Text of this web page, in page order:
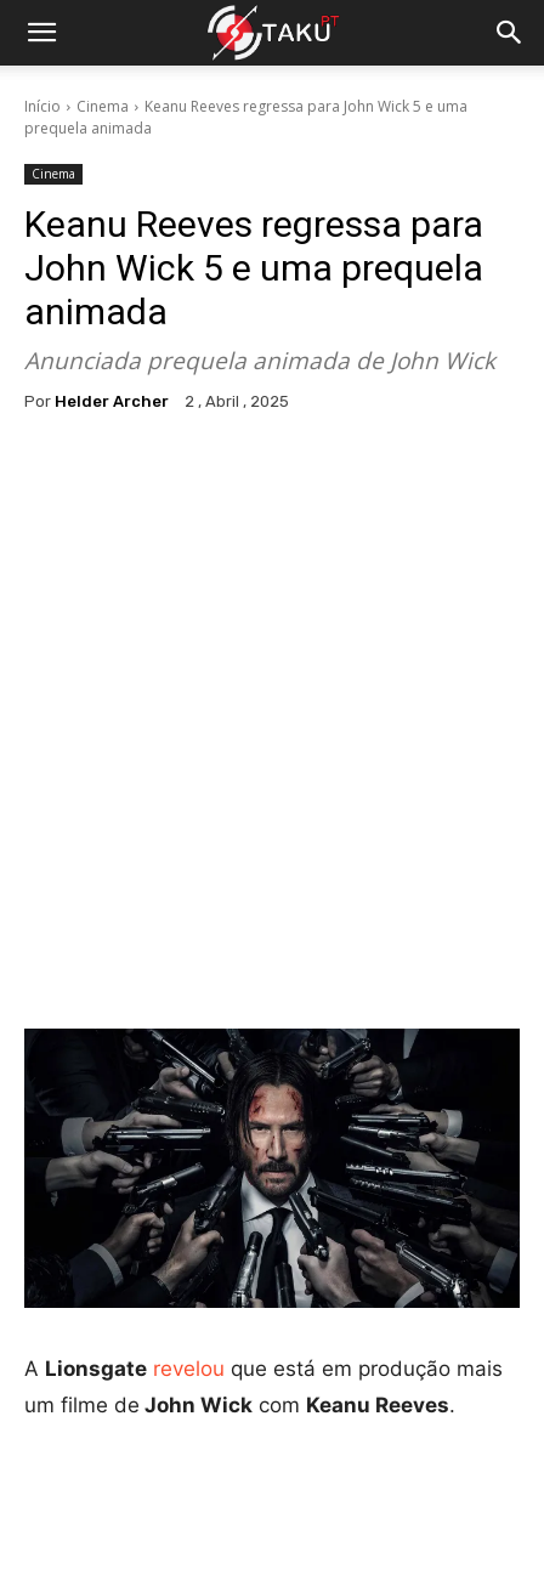
Início Cinema
Keanu Reeves regressa para John Wick 5 e uma
prequela animada
Cinema
Keanu Reeves regressa para
John Wick 5 e uma prequela
animada
Anunciada prequela animada de John Wick
Por Helder Archer 2 , Abril , 2025
A Lionsgate revelou que está em produção mais
um filme de John Wick com Keanu Reeves.